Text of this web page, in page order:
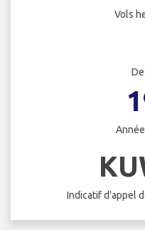
Vols
Indicatif d'appel